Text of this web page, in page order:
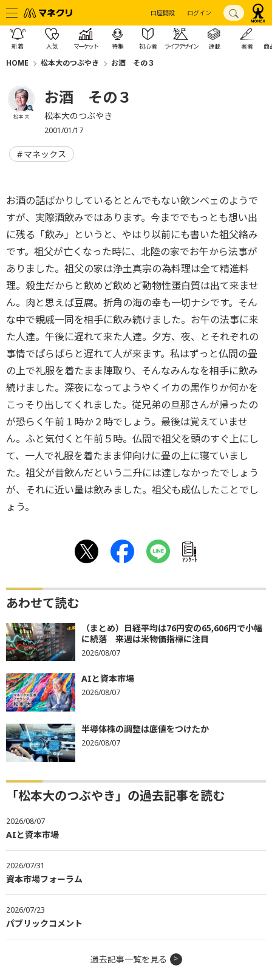
口座開設 ログイン
新着 人気 マーケット 特集 初心者 ライフデザイン 連載 著者 商
HOME 松本大のつぶやき お酒 その３
松本 大
お酒 その３
松本大のつぶやき
2001/01/17
マネックス
お酒の話ばかりしているととんでもない飲ンベェのようで
すが、実際酒飲みではあります。今まででもっとも想い出
に残る「飲み」というと、やはり以前にも書いた祖父絡み
です。祖父が亡くなった時に、北陸の家でお午から法事が
ありました。祖父の家は浄土真宗の為料理は全て精進料
理。殺生だからと飲めど飲めど動物性蛋白質は出て来ませ
ん。肉と思えば豆腐。折角の海の幸も一切ナシです。そん
な中で親戚一同を相手に飲み続けました。お午の法事に来
た人達。午後に遅れて来た人達。夕方、夜、とそれぞれの
事情でぱらぱらと遅れて人が来ます。私はずっと仏間の畳
の上で礼服を着たまま陣取り、そんなみんなを相手に飲み
続けました。深夜になってようやくイカの黒作りか何かを
こっそり出してくれました。従兄弟の旦那さんが帰ったの
が恐らく午前１時か２時でしょう。最後は覚えていませ
ん。ふと気付くと午前５時。仏間で祖父を頭のすぐ上にし
て、一人で礼服を着たまま仰向けに畳の上に寝ていまし
た。祖父が昔飲んだという二升には達しなかったでしょう
が、それに近い量は飲みました。祖父も成仏したことでし
ょう。
ｱﾝｹｰﾄ
あわせて読む
（まとめ）日経平均は76円安の65,606円で小幅
に続落 来週は米物価指標に注目
2026/08/07
AIと資本市場
2026/08/07
半導体株の調整は底値をつけたか
2026/08/07
「松本大のつぶやき」の過去記事を読む
2026/08/07
AIと資本市場
2026/07/31
資本市場フォーラム
2026/07/23
パブリックコメント
過去記事一覧を見る